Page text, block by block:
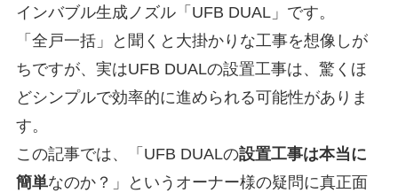
インバブル生成ノズル「UFB DUAL」です。
「全戸一括」と聞くと大掛かりな工事を想像しが
ちですが、実はUFB DUALの設置工事は、驚くほ
どシンプルで効率的に進められる可能性がありま
す。
この記事では、「UFB DUALの設置工事は本当に
簡単なのか？」というオーナー様の疑問に真正面